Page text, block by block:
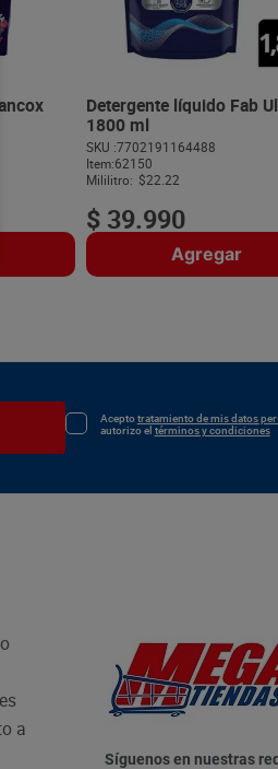
Detergente líquido Fab
1800 ml
SKU :7702191164488
Item:62150
Mililitro: $22.22
$ 39.990
Agregar
Aceptotratamiento de mis datos
autorizo el términos y condiciones
a
Síguenos en nuestras